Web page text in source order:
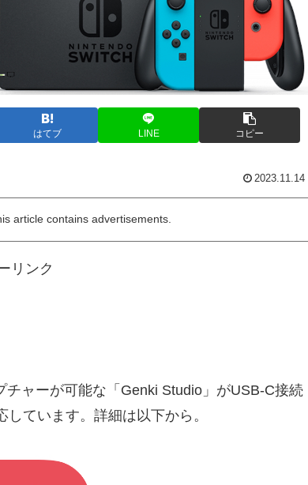
はてブ LINE コピー
2023.11.14
article contains advertisements.
リンク
ャーが可能な「Genki Studio」がUSB-C接続
ています。詳細は以下から。